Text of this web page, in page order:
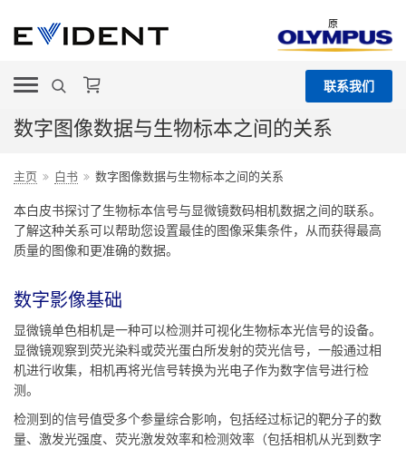
原
联系我们
数字图像数据与生物标本之间的关系
主页 白书 数字图像数据与生物标本之间的关系
本白皮书探讨了生物标本信号与显微镜数码相机数据之间的联系。
了解这种关系可以帮助您设置最佳的图像采集条件，从而获得最高
质量的图像和更准确的数据。
数字影像基础
显微镜单色相机是一种可以检测并可视化生物标本光信号的设备。
显微镜观察到荧光染料或荧光蛋白所发射的荧光信号，一般通过相
机进行收集，相机再将光信号转换为光电子作为数字信号进行检
测。
检测到的信号值受多个参量综合影响，包括经过标记的靶分子的数
量、激发光强度、荧光激发效率和检测效率（包括相机从光到数字